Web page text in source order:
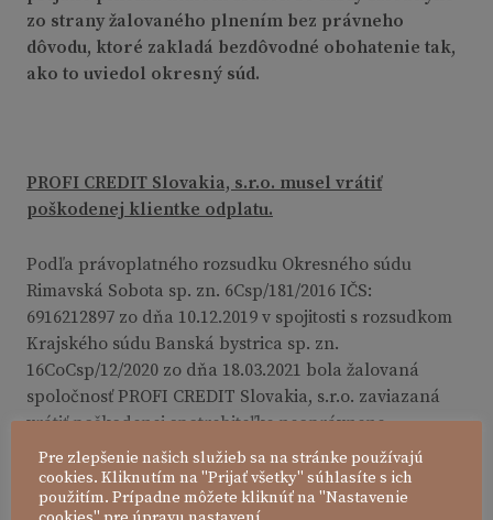
zo strany žalovaného plnením bez právneho
dôvodu, ktoré zakladá bezdôvodné obohatenie tak,
ako to uviedol okresný súd.
PROFI CREDIT Slovakia, s.r.o. musel vrátiť
poškodenej klientke odplatu.
Podľa právoplatného rozsudku Okresného súdu
Rimavská Sobota sp. zn. 6Csp/181/2016 IČS:
6916212897 zo dňa 10.12.2019 v spojitosti s rozsudkom
Krajského súdu Banská bystrica sp. zn.
16CoCsp/12/2020 zo dňa 18.03.2021 bola žalovaná
spoločnosť PROFI CREDIT Slovakia, s.r.o. zaviazaná
vrátiť poškodenej spotrebiteľke neoprávnene
inkasovaná odplatu v sume 2.652,21 eur s prísl.
Z odôvodnenia rozsudku prvostupňového súdu:
Pre zlepšenie našich služieb sa na stránke používajú
cookies. Kliknutím na "Prijať všetky" súhlasíte s ich
použitím. Prípadne môžete kliknúť na "Nastavenie